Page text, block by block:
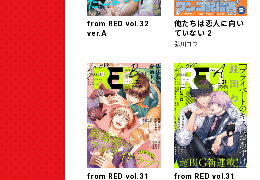
from RED vol.32
ver.A
俺たちは恋人に向い
ていない 2
弘川コウ
from RED vol.31 from RED vol.31